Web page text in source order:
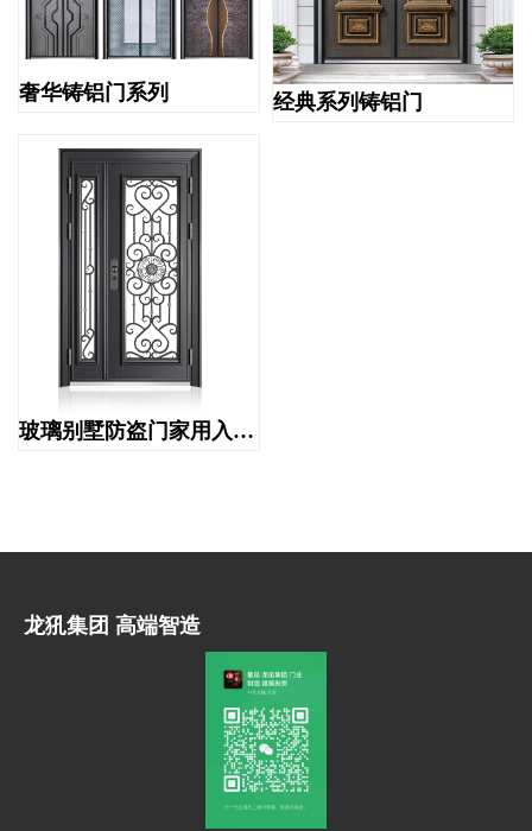
奢华铸铝门系列 经典系列铸铝门
玻璃别墅防盗门家用入户透光防盗门
龙犼集团 高端智造